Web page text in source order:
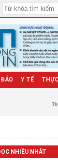
ĐẢO Y TẾ
NHIỀU NHẤT